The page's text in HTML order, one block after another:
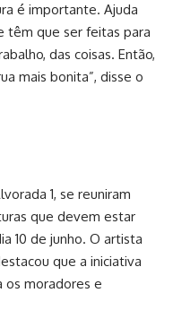
é importante. Ajuda
têm que ser feitas para
das coisas. Então,
mais bonita”, disse o
1, se reuniram
que devem estar
10 de junho. O artista
que a iniciativa
os moradores e